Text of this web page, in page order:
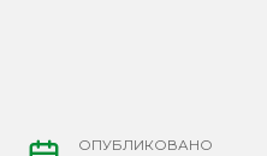
ОПУБЛИКОВАНО